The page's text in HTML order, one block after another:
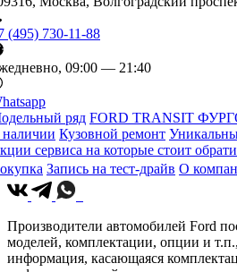
(495) 730-11-88
09:00 — 21:40
ряд FORD TRANSIT
Кузовной ремонт
сервиса на которые стоит
Запись на тест-драйв О
Производители автомобилей Ford
моделей, комплектации, опции и
информация, касающаяся